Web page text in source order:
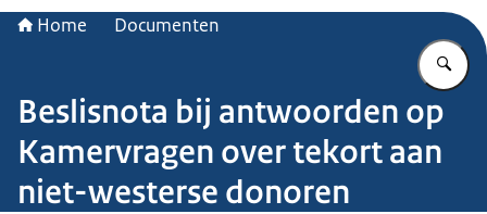
Home Documenten
Beslisnota bij antwoorden op
Kamervragen over tekort aan
niet-westerse donoren